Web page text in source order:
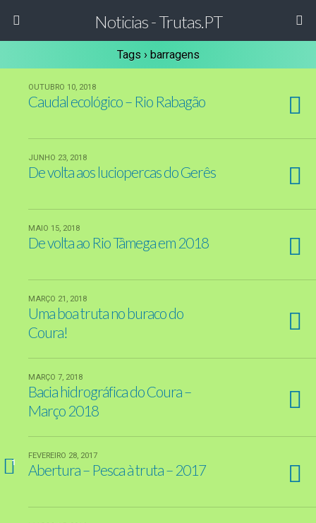
Noticias - Trutas.PT
Tags › barragens
OUTUBRO 10, 2018
Caudal ecológico – Rio Rabagão
JUNHO 23, 2018
De volta aos luciopercas do Gerês
MAIO 15, 2018
De volta ao Rio Tâmega em 2018
MARÇO 21, 2018
Uma boa truta no buraco do
Coura!
MARÇO 7, 2018
Bacia hidrográfica do Coura –
Março 2018
1
FEVEREIRO 28, 2017
Abertura – Pesca à truta – 2017